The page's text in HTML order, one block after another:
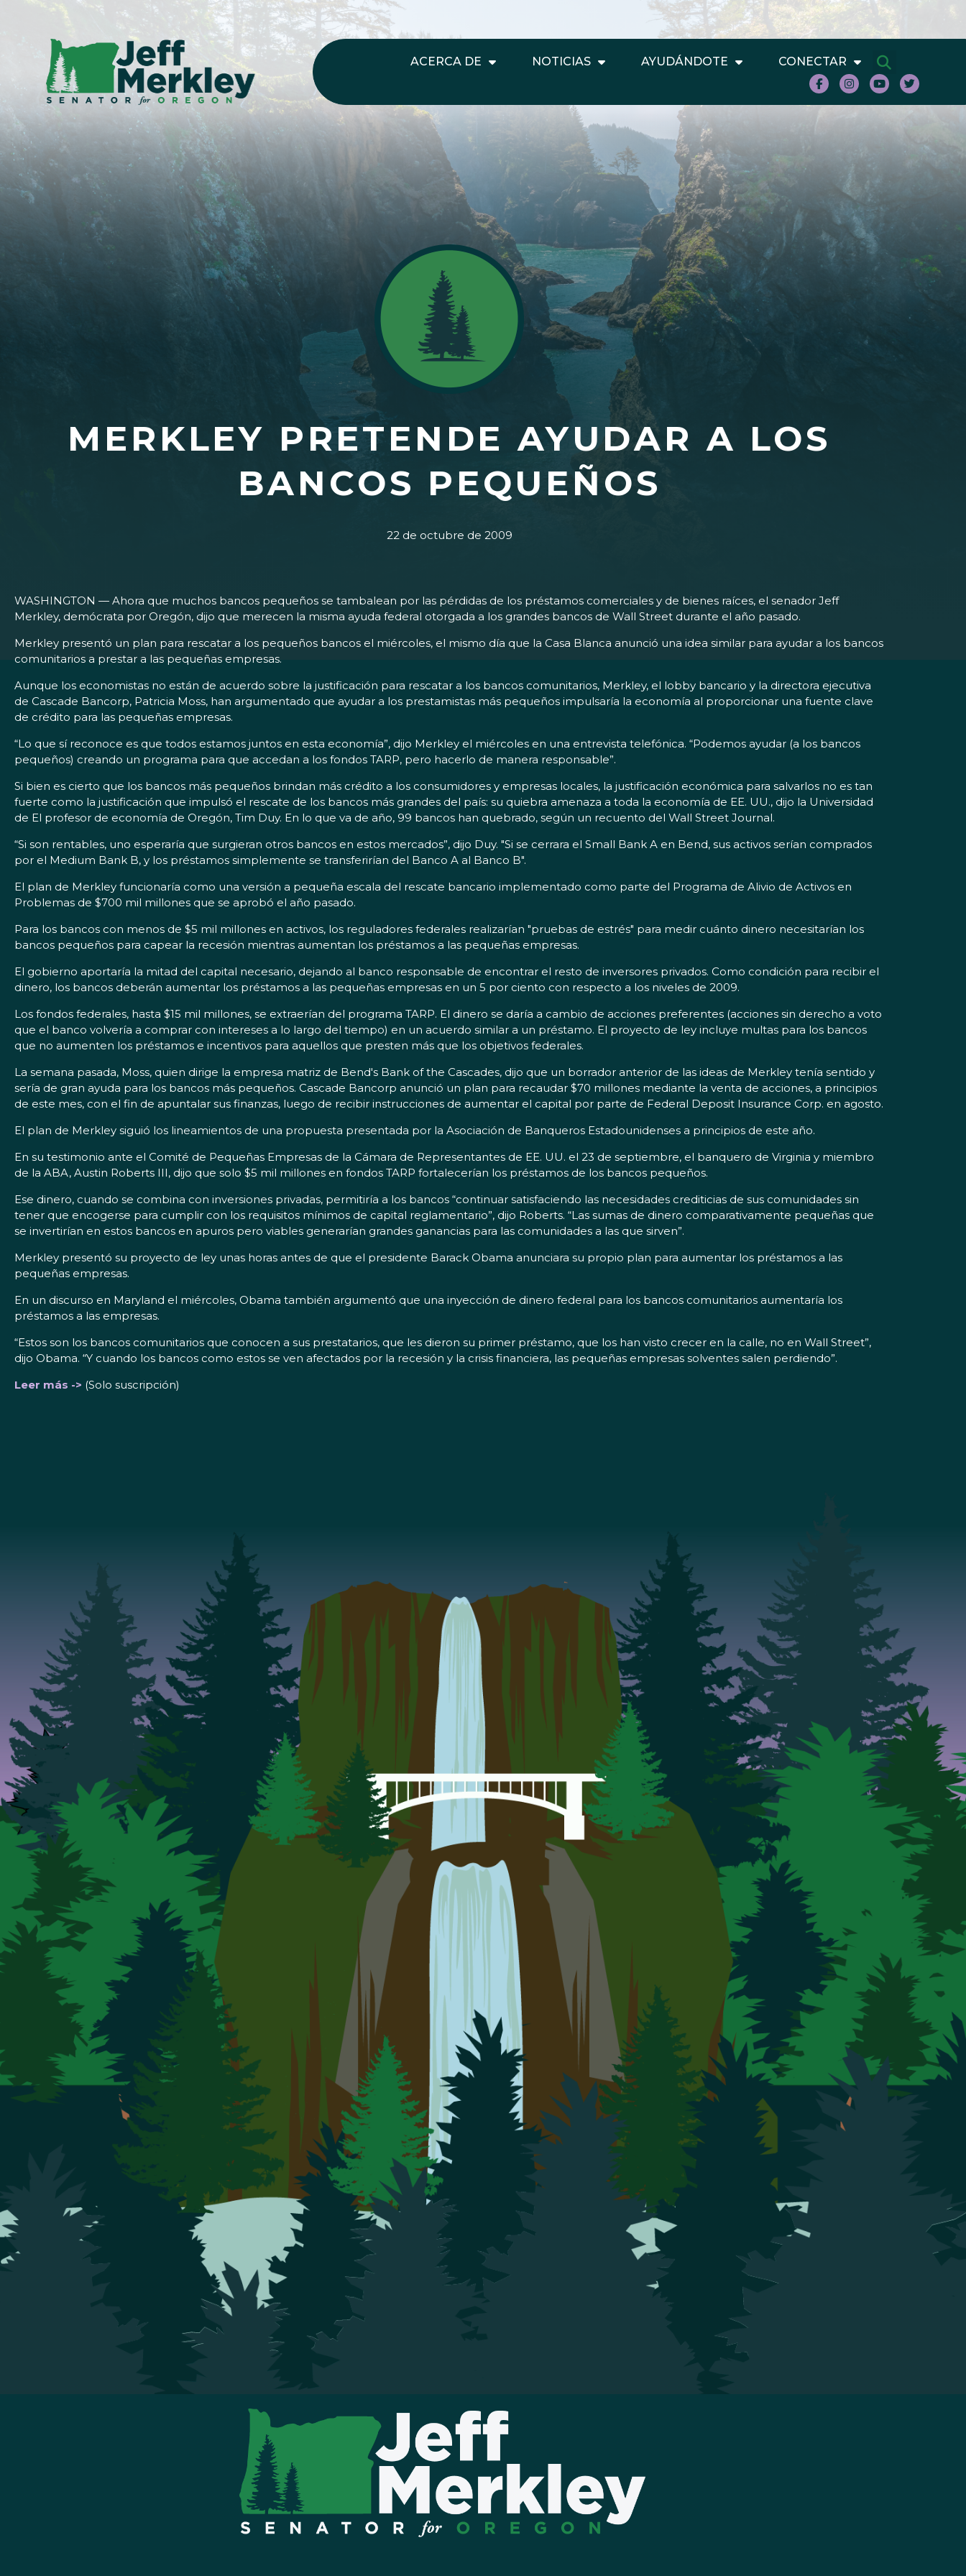
ACERCA DE NOTICIAS AYUDÁNDOTE CONECTAR
MERKLEY PRETENDE AYUDAR A LOS
BANCOS PEQUEÑOS
22 de octubre de 2009
WASHINGTON — Ahora que muchos bancos pequeños se tambalean por las pérdidas de los préstamos comerciales y de bienes raíces, el senador Jeff
Merkley, demócrata por Oregón, dijo que merecen la misma ayuda federal otorgada a los grandes bancos de Wall Street durante el año pasado.
Merkley presentó un plan para rescatar a los pequeños bancos el miércoles, el mismo día que la Casa Blanca anunció una idea similar para ayudar a los bancos
comunitarios a prestar a las pequeñas empresas.
Aunque los economistas no están de acuerdo sobre la justificación para rescatar a los bancos comunitarios, Merkley, el lobby bancario y la directora ejecutiva
de Cascade Bancorp, Patricia Moss, han argumentado que ayudar a los prestamistas más pequeños impulsaría la economía al proporcionar una fuente clave
de crédito para las pequeñas empresas.
“Lo que sí reconoce es que todos estamos juntos en esta economía”, dijo Merkley el miércoles en una entrevista telefónica. “Podemos ayudar (a los bancos
pequeños) creando un programa para que accedan a los fondos TARP, pero hacerlo de manera responsable”.
Si bien es cierto que los bancos más pequeños brindan más crédito a los consumidores y empresas locales, la justificación económica para salvarlos no es tan
fuerte como la justificación que impulsó el rescate de los bancos más grandes del país: su quiebra amenaza a toda la economía de EE. UU., dijo la Universidad
de El profesor de economía de Oregón, Tim Duy. En lo que va de año, 99 bancos han quebrado, según un recuento del Wall Street Journal.
“Si son rentables, uno esperaría que surgieran otros bancos en estos mercados”, dijo Duy. "Si se cerrara el Small Bank A en Bend, sus activos serían comprados
por el Medium Bank B, y los préstamos simplemente se transferirían del Banco A al Banco B".
El plan de Merkley funcionaría como una versión a pequeña escala del rescate bancario implementado como parte del Programa de Alivio de Activos en
Problemas de $700 mil millones que se aprobó el año pasado.
Para los bancos con menos de $5 mil millones en activos, los reguladores federales realizarían "pruebas de estrés" para medir cuánto dinero necesitarían los
bancos pequeños para capear la recesión mientras aumentan los préstamos a las pequeñas empresas.
El gobierno aportaría la mitad del capital necesario, dejando al banco responsable de encontrar el resto de inversores privados. Como condición para recibir el
dinero, los bancos deberán aumentar los préstamos a las pequeñas empresas en un 5 por ciento con respecto a los niveles de 2009.
Los fondos federales, hasta $15 mil millones, se extraerían del programa TARP. El dinero se daría a cambio de acciones preferentes (acciones sin derecho a voto
que el banco volvería a comprar con intereses a lo largo del tiempo) en un acuerdo similar a un préstamo. El proyecto de ley incluye multas para los bancos
que no aumenten los préstamos e incentivos para aquellos que presten más que los objetivos federales.
La semana pasada, Moss, quien dirige la empresa matriz de Bend's Bank of the Cascades, dijo que un borrador anterior de las ideas de Merkley tenía sentido y
sería de gran ayuda para los bancos más pequeños. Cascade Bancorp anunció un plan para recaudar $70 millones mediante la venta de acciones, a principios
de este mes, con el fin de apuntalar sus finanzas, luego de recibir instrucciones de aumentar el capital por parte de Federal Deposit Insurance Corp. en agosto.
El plan de Merkley siguió los lineamientos de una propuesta presentada por la Asociación de Banqueros Estadounidenses a principios de este año.
En su testimonio ante el Comité de Pequeñas Empresas de la Cámara de Representantes de EE. UU. el 23 de septiembre, el banquero de Virginia y miembro
de la ABA, Austin Roberts III, dijo que solo $5 mil millones en fondos TARP fortalecerían los préstamos de los bancos pequeños.
Ese dinero, cuando se combina con inversiones privadas, permitiría a los bancos “continuar satisfaciendo las necesidades crediticias de sus comunidades sin
tener que encogerse para cumplir con los requisitos mínimos de capital reglamentario”, dijo Roberts. “Las sumas de dinero comparativamente pequeñas que
se invertirían en estos bancos en apuros pero viables generarían grandes ganancias para las comunidades a las que sirven”.
Merkley presentó su proyecto de ley unas horas antes de que el presidente Barack Obama anunciara su propio plan para aumentar los préstamos a las
pequeñas empresas.
En un discurso en Maryland el miércoles, Obama también argumentó que una inyección de dinero federal para los bancos comunitarios aumentaría los
préstamos a las empresas.
“Estos son los bancos comunitarios que conocen a sus prestatarios, que les dieron su primer préstamo, que los han visto crecer en la calle, no en Wall Street”,
dijo Obama. “Y cuando los bancos como estos se ven afectados por la recesión y la crisis financiera, las pequeñas empresas solventes salen perdiendo”.
Leer más -> (Solo suscripción)